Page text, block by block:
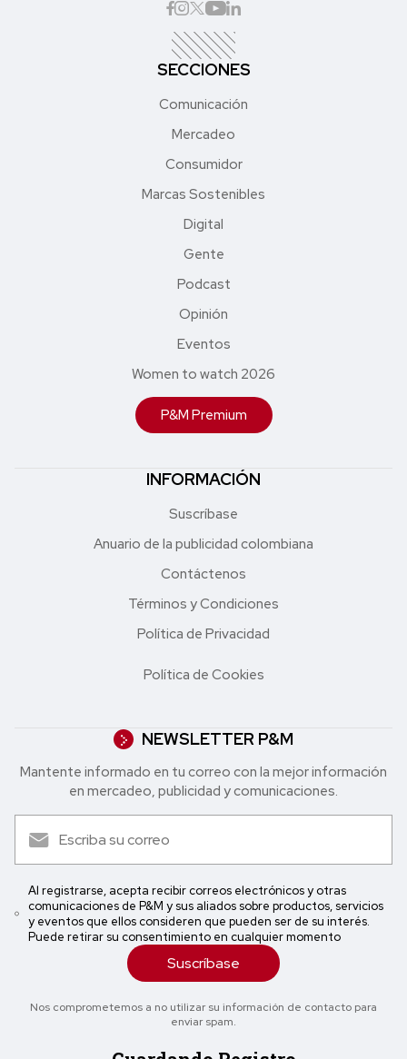
SECCIONES
Comunicación
Mercadeo
Consumidor
Marcas Sostenibles
Digital
Gente
Podcast
Opinión
Eventos
Women to watch 2026
P&M Premium
INFORMACIÓN
Suscríbase
Anuario de la publicidad colombiana
Contáctenos
Términos y Condiciones
Política de Privacidad
Política de Cookies
NEWSLETTER P&M
Mantente informado en tu correo con la mejor in formación
en mercadeo, publicidad y comunicaciones.
Al registrarse, acepta recibir correos electrónicos y otras
comunicaciones de P&M y sus aliados sobre productos, servicios
y eventos que ellos consideren que pueden ser de su interés.
Puede retirar su consentimiento en cualquier momento
Suscríbase
Nos comprometemos a no utilizar su información de contacto para
enviar spam.